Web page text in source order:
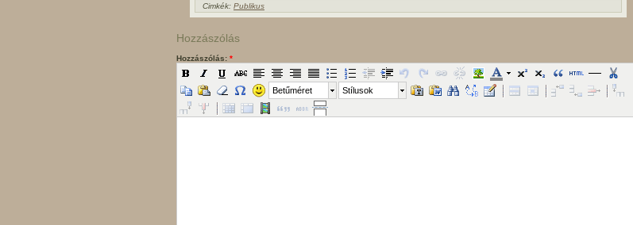
Cimkék: Publikus
Hozzászólás
Hozzászólás: *
Betűméret Stílusok